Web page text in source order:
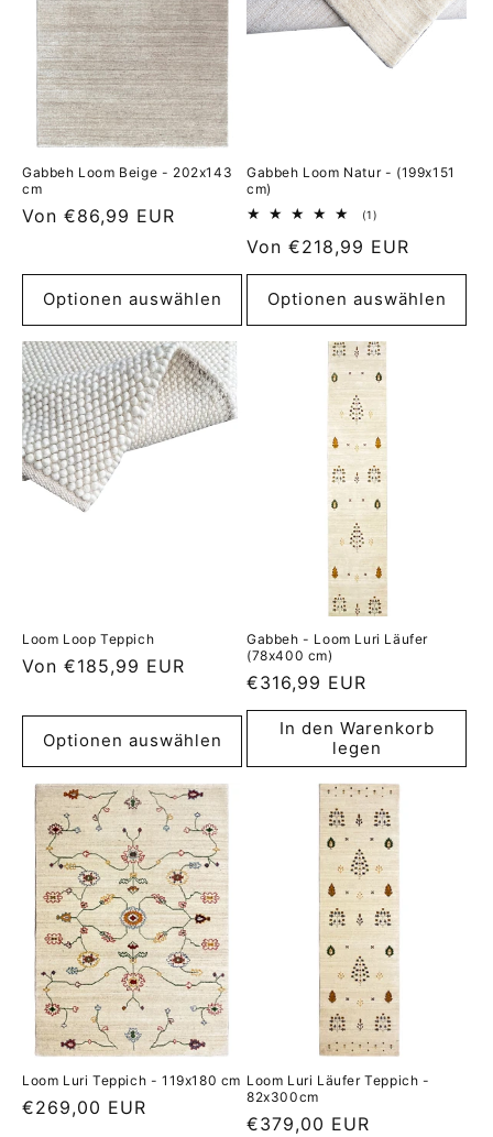
Gabbeh Loom Beige - 202x143
cm
Normaler
Von €86,99 EUR
Optionen auswählen
Gabbeh Loom Natur - (199x151
cm)
(1)
insgesamt
Normaler
Preis
Von €218,99 EUR
Optionen auswählen
Loom Loop Teppich
Normaler
Von €185,99 EUR
Optionen auswählen
Gabbeh - Loom Luri Läufer
(78x400 cm)
Normaler
Preis
€316,99 EUR
In den Warenkorb
legen
Loom Luri Teppich - 119x180 cm
Normaler
€269,00 EUR
Loom Luri Läufer Teppich -
82x300cm
Normaler
€379,00 EUR